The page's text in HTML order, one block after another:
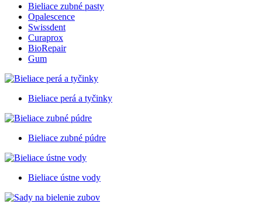
Bieliace zubné pasty
Opalescence
Swissdent
Curaprox
BioRepair
Gum
Bieliace perá a tyčinky
Bieliace zubné púdre
Bieliace ústne vody